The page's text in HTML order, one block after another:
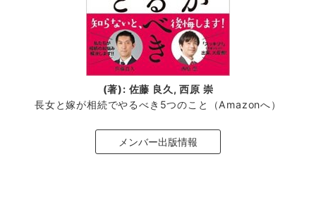
(著): 佐藤 良久, 西原 崇
長女と嫁が相続でやるべき5つのこと（Amazonへ）
メンバー出版情報